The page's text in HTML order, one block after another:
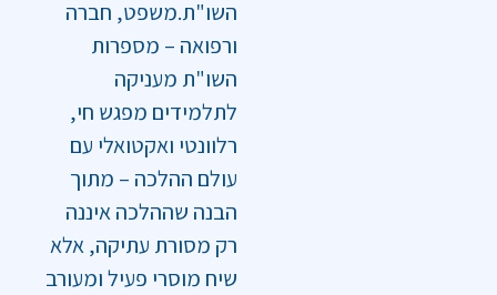
השו"ת.משפט, חברה
ורפואה – מספרות
השו"ת מעניקה
לתלמידים מפגש חי,
רלוונטי ואקטואלי עם
עולם ההלכה – מתוך
הבנה שההלכה איננה
רק מסורת עתיקה, אלא
שיח מוסרי פעיל ומעורב